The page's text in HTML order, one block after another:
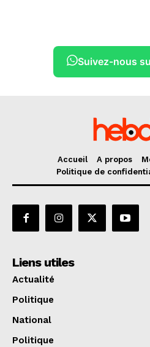
Suivez-nous
Accueil A propos
Politique de
Liens utiles
Actualité
Politique
National
Politique